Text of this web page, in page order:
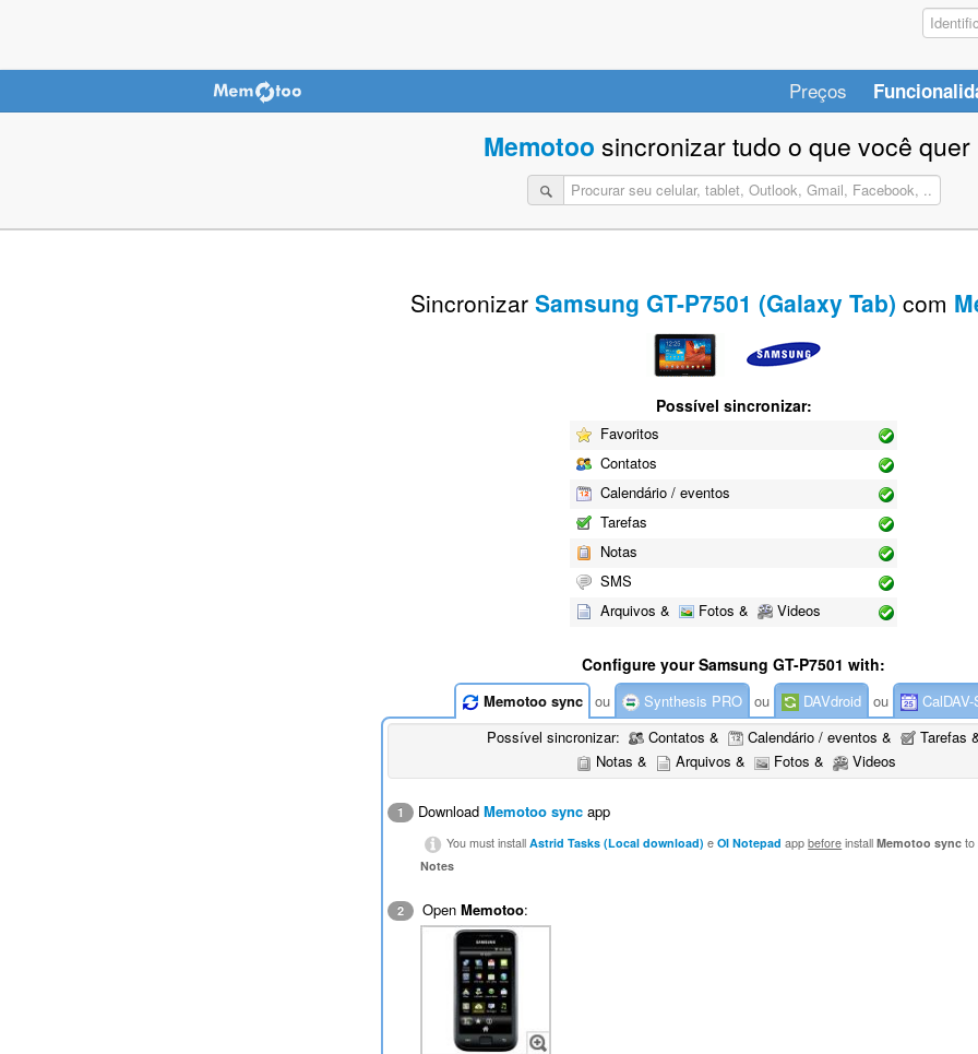
Preços
Memotoo sincronizar tudo o que você quer
Sincronizar Samsung GT-P7501 (Galaxy Tab) com
Possível sincronizar:
Favoritos
Contatos
Calendário / eventos
Tarefas
Notas
SMS
Arquivos &
Fotos & Videos
Configure your Samsung GT-P7501 with:
Memotoo sync ou Synthesis PRO ou DAVdroid ou
CalDAV-
Possível sincronizar:
Contatos & Calendário / eventos &
Tarefas
Notas &
Arquivos & Fotos & Videos
1 DownloadMemotoo sync app
You must installAstrid Tasks (Local download) eOI Notepad appbefore installMemotoo sync to
Notes
2 OpenMemotoo: